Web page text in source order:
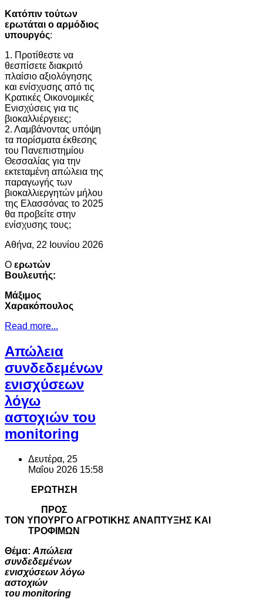
Κατόπιν τούτων
ερωτάται ο αρμόδιος
υπουργός:
1. Προτίθεστε να
θεσπίσετε διακριτό
πλαίσιο αξιολόγησης
και ενίσχυσης από τις
Κρατικές Οικονομικές
Ενισχύσεις για τις
βιοκαλλιέργειες;
2. Λαμβάνοντας υπόψη
τα πορίσματα έκθεσης
του Πανεπιστημίου
Θεσσαλίας για την
εκτεταμένη απώλεια της
παραγωγής των
βιοκαλλιεργητών μήλου
της Ελασσόνας το 2025
θα προβείτε στην
ενίσχυσης τους;
Αθήνα, 22 Ιουνίου 2026
Ο ερωτών
Βουλευτής:
Μάξιμος
Χαρακόπουλος
Read more...
Απώλεια
συνδεδεμένων
ενισχύσεων
λόγω
αστοχιών του
monitoring
Δευτέρα, 25
Μαΐου 2026 15:58
ΕΡΩΤΗΣΗ
ΠΡΟΣ
ΤΟΝ ΥΠΟΥΡΓΟ ΑΓΡΟΤΙΚΗΣ ΑΝΑΠΤΥΞΗΣ ΚΑΙ
ΤΡΟΦΙΜΩΝ
Θέμα: Απώλεια
συνδεδεμένων
ενισχύσεων λόγω
αστοχιών
του monitoring